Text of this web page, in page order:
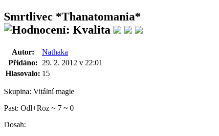
Smrtlivec *Thanatomania*
Autor:
Nathaka
Přidáno:
29. 2. 2012 v 22:01
Hlasovalo: 15
Skupina: Vitální magie
Past: Odl+Roz ~ 7 ~ 0
Dosah: